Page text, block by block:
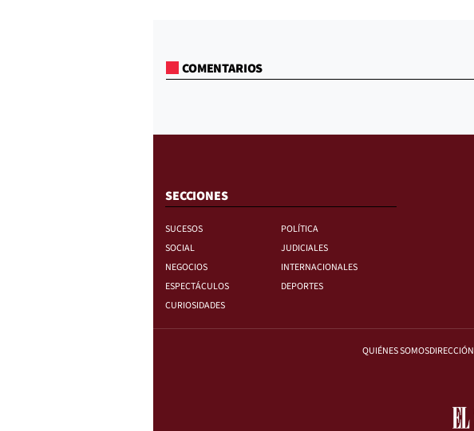
COMENTARIOS
SECCIONES
SUCESOS
POLÍTICA
SOCIAL
JUDICIALES
NEGOCIOS
INTERNACIONALES
ESPECTÁCULOS
DEPORTES
CURIOSIDADES
QUIÉNES SOMOSDIRECCIÓN